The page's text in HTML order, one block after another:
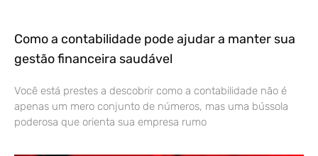
Como a contabilidade pode ajudar a manter sua
gestão financeira saudável
Você está prestes a descobrir como a contabilidade não é
apenas um mero conjunto de números, mas uma bússola
poderosa que orienta sua empresa rumo